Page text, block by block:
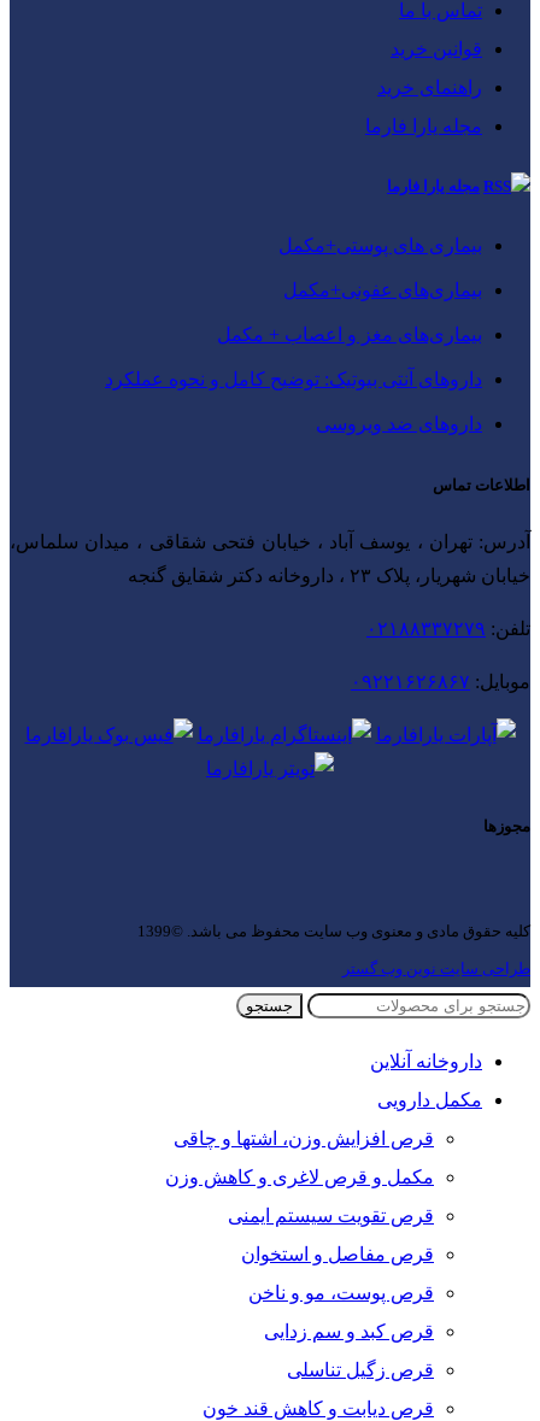
تماس با ما
قوانین خرید
راهنمای خرید
مجله یارا فارما
مجله یارا فارما
بیماری‌ های پوستی+مکمل
بیماری‌های عفونی+مکمل
بیماری‌های مغز و اعصاب + مکمل
داروهای آنتی‌ بیوتیک: توضیح کامل و نحوه عملکرد
داروهای ضد ویروسی
اطلاعات تماس
آدرس: تهران ، یوسف آباد ، خیابان فتحی شقاقی ، میدان سلماس،
خیابان شهریار، پلاک ۲۳ ، داروخانه دکتر شقایق گنجه
تلفن: ۰۲۱۸۸۳۳۷۲۷۹
موبایل: ۰۹۲۲۱۶۲۶۸۶۷
مجوزها
کلیه حقوق مادی و معنوی وب سایت محفوظ می باشد. ©1399
طراحی سایت نوین وب گستر
جستجو
داروخانه آنلاین
مکمل دارویی
قرص افزایش وزن، اشتها و چاقی
مکمل و قرص لاغری و کاهش وزن
قرص تقویت سیستم ایمنی
قرص مفاصل و استخوان
قرص پوست، مو و ناخن
قرص کبد و سم زدایی
قرص زگیل تناسلی
قرص دیابت و کاهش قند خون